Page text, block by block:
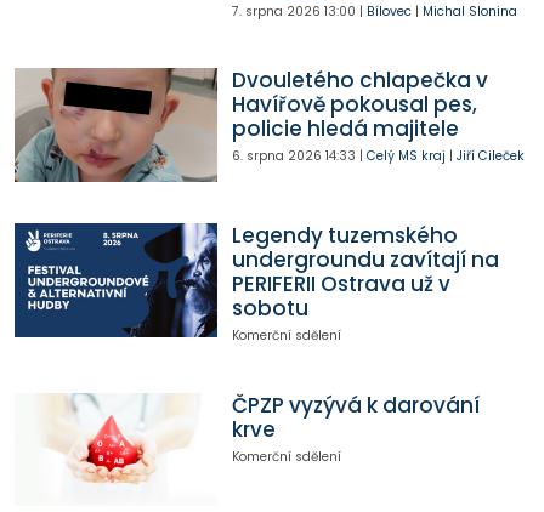
7. srpna 2026 13:00 | Bílovec| Michal Slonina
Dvouletého chlapečka v
Havířově pokousal pes,
policie hledá majitele
6. srpna 2026 14:33 | Celý MS kraj | Jiří Cileček
Legendy tuzemského
undergroundu zavítají na
PERIFERII Ostrava už v
sobotu
Komerční sdělení
ČPZP vyzývá k darování
krve
Komerční sdělení